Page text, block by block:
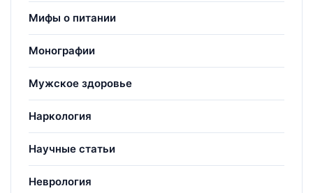
Мифы о питании
Монографии
Мужское здоровье
Наркология
Научные статьи
Неврология